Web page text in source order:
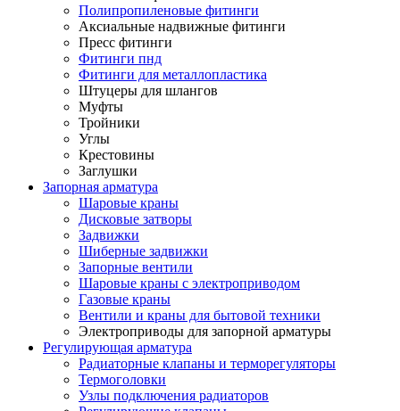
Полипропиленовые фитинги
Аксиальные надвижные фитинги
Пресс фитинги
Фитинги пнд
Фитинги для металлопластика
Штуцеры для шлангов
Муфты
Тройники
Углы
Крестовины
Заглушки
Запорная арматура
Шаровые краны
Дисковые затворы
Задвижки
Шиберные задвижки
Запорные вентили
Шаровые краны с электроприводом
Газовые краны
Вентили и краны для бытовой техники
Электроприводы для запорной арматуры
Регулирующая арматура
Радиаторные клапаны и терморегуляторы
Термоголовки
Узлы подключения радиаторов